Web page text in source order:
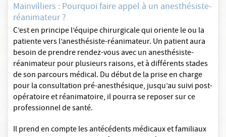
Mainvilliers : Pourquoi faire appel à un anesthésiste-
réanimateur ?
C’est en principe l’équipe chirurgicale qui oriente le ou la
patiente vers l’anesthésiste-réanimateur. Un patient aura
besoin de prendre rendez-vous avec un anesthésiste-
réanimateur pour plusieurs raisons, et à différents stades
de son parcours médical. Du début de la prise en charge
pour la consultation pré-anesthésique, jusqu’au suivi post-
opératoire et réanimatoire, il pourra se reposer sur ce
professionnel de santé.
Il prend en compte les antécédents médicaux et familiaux